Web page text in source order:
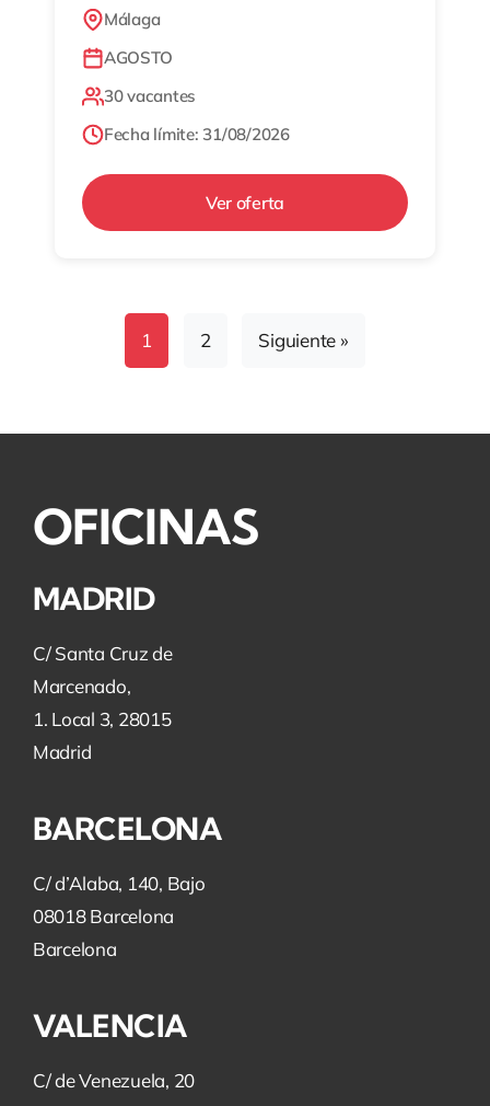
Málaga
AGOSTO
30 vacantes
Fecha límite: 31/08/2026
Ver oferta
1 2 Siguiente »
OFICINAS
MADRID
C/ Santa Cruz de
Marcenado,
1. Local 3, 28015
Madrid
BARCELONA
C/ d’Alaba, 140, Bajo
08018 Barcelona
Barcelona
VALENCIA
C/ de Venezuela, 20